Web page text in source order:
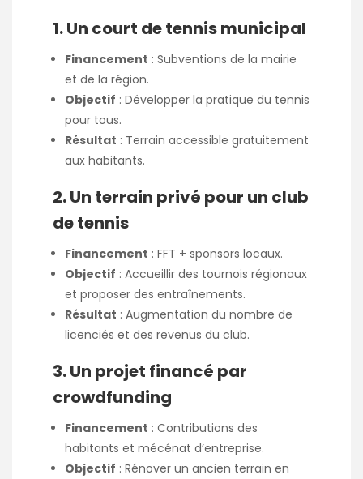
1. Un court de tennis municipal
Financement : Subventions de la mairie
et de la région.
Objectif : Développer la pratique du tennis
pour tous.
Résultat : Terrain accessible gratuitement
aux habitants.
2. Un terrain privé pour un club
de tennis
Financement : FFT + sponsors locaux.
Objectif : Accueillir des tournois régionaux
et proposer des entraînements.
Résultat : Augmentation du nombre de
licenciés et des revenus du club.
3. Un projet financé par
crowdfunding
Financement : Contributions des
habitants et mécénat d’entreprise.
Objectif : Rénover un ancien terrain en